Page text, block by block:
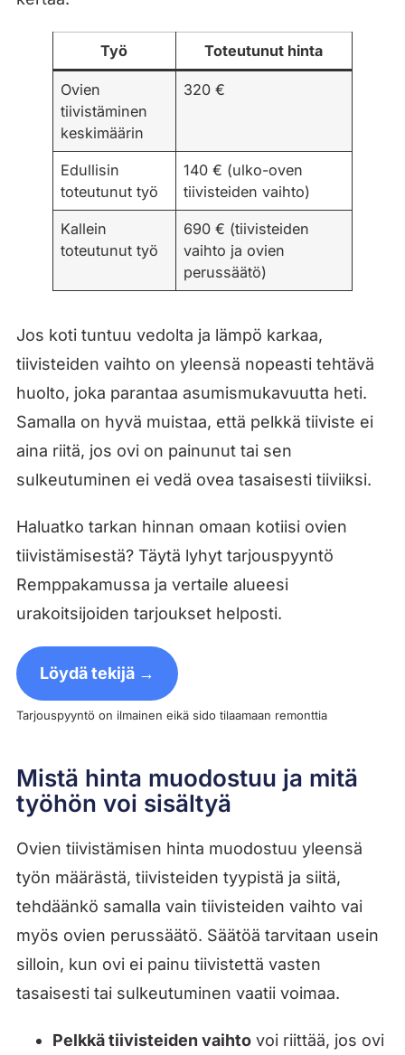
Työ Toteutunut hinta
Ovien
tiivistäminen
keskimäärin
320 €
Edullisin
toteutunut työ
140 € (ulko-oven
tiivisteiden vaihto)
Kallein
toteutunut työ
690 € (tiivisteiden
vaihto ja ovien
perussäätö)
Jos koti tuntuu vedolta ja lämpö karkaa,
tiivisteiden vaihto on yleensä nopeasti tehtävä
huolto, joka parantaa asumismukavuutta heti.
Samalla on hyvä muistaa, että pelkkä tiiviste ei
aina riitä, jos ovi on painunut tai sen
sulkeutuminen ei vedä ovea tasaisesti tiiviiksi.
Haluatko tarkan hinnan omaan kotiisi ovien
tiivistämisestä? Täytä lyhyt tarjouspyyntö
Remppakamussa ja vertaile alueesi
urakoitsijoiden tarjoukset helposti.
Löydä tekijä →
Tarjouspyyntö on ilmainen eikä sido tilaamaan remonttia
Mistä hinta muodostuu ja mitä
työhön voi sisältyä
Ovien tiivistämisen hinta muodostuu yleensä
työn määrästä, tiivisteiden tyypistä ja siitä,
tehdäänkö samalla vain tiivisteiden vaihto vai
myös ovien perussäätö. Säätöä tarvitaan usein
silloin, kun ovi ei painu tiivistettä vasten
tasaisesti tai sulkeutuminen vaatii voimaa.
Pelkkä tiivisteiden vaihtovoi riittää, jos ovi